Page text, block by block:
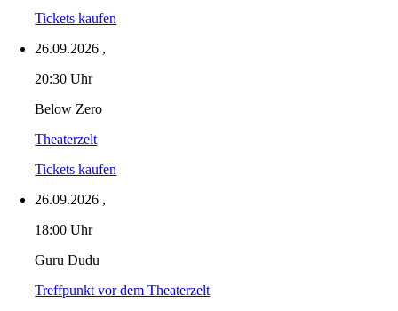
Tickets kaufen
26.09.2026 ,
20:30 Uhr
Below Zero
Theaterzelt
Tickets kaufen
26.09.2026 ,
18:00 Uhr
Guru Dudu
Treffpunkt vor dem Theaterzelt